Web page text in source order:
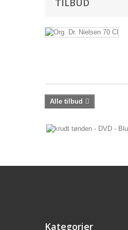
TILBUD
Alle tilbud
Kategorier